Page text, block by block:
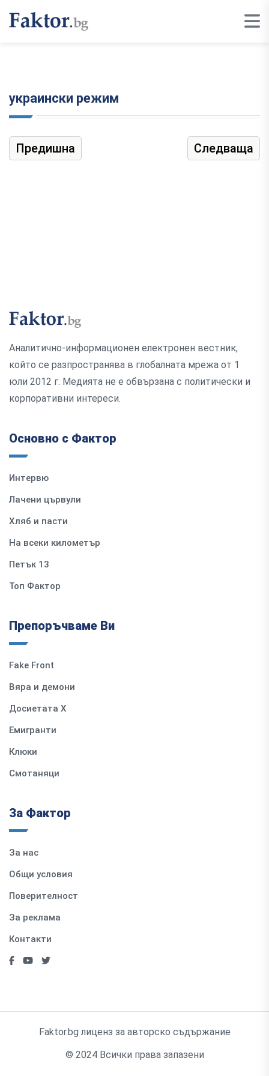
украински режим
Предишна Следваща
Аналитично-информационен електронен вестник,
който се разпространява в глобалната мрежа от 1
юли 2012 г. Медията не е обвързана с политически и
корпоративни интереси.
Основно с Фактор
Интервю
Лачени цървули
Хляб и пасти
На всеки километър
Петък 13
Топ Фактор
Препоръчваме Ви
Fake Front
Вяра и демони
Досиетата Х
Емигранти
Клюки
Смотаняци
За Фактор
За нас
Общи условия
Поверителност
За реклама
Контакти
Faktor.bg лиценз за авторско съдържание
© 2024 Всички права запазени